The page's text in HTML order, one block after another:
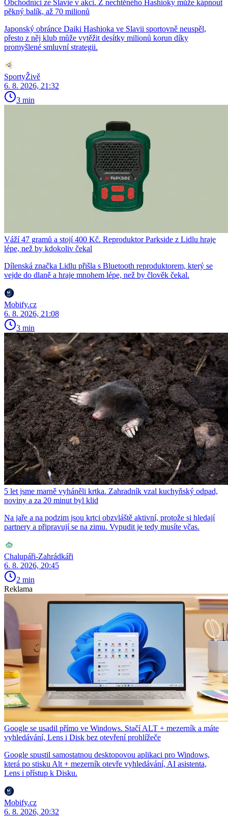
Obchodníci ze Slavie v akci. Z nechtěného Hashioky může kápnout
pěkný balík, až 70 milionů
Japonský obránce Daiki Hashioka ve Slavii sportovně neuspěl,
přesto z něj klub může vytěžit desítky milionů korun díky
promyšlené smluvní strategii.
SportyŽivě
6. 8. 2026, 21:32
3 min
Váží 47 gramů a stojí 400 Kč. Reproduktor Parkside z Lidlu hraje
lépe, než by kdokoliv čekal
Dílenská značka Lidlu přišla s Bluetooth reproduktorem, který se
vejde do dlaně a hraje mnohem lépe, než by člověk čekal.
Mobify.cz
6. 8. 2026, 21:08
3 min
5 let jsme marně vyháněli krtka. Zahradník vzal kuchyňský odpad,
noviny a za 20 minut byl klid
Na jaře a na podzim jsou krtci obzvláště aktivní, protože si hledají
partnery a připravují se na zimu. Vypudit je tedy musíte včas.
Chalupáři-Zahrádkáři
6. 8. 2026, 20:45
2 min
Reklama
Google se usadil přímo ve Windows. Stačí ALT + mezerník a máte
vyhledávání, Lens i Disk bez otevření prohlížeče
Google spustil samostatnou desktopovou aplikaci pro Windows,
která po stisku Alt + mezerník otevře vyhledávání, AI asistenta,
Lens i přístup k Disku.
Mobify.cz
6. 8. 2026, 20:32